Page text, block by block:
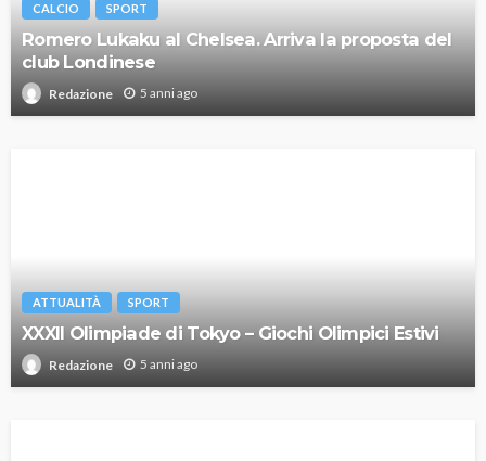
CALCIO SPORT
Romero Lukaku al Chelsea. Arriva la proposta del
club Londinese
Redazione 5 anni ago
ATTUALITÀ SPORT
XXXII Olimpiade di Tokyo – Giochi Olimpici Estivi
Redazione 5 anni ago